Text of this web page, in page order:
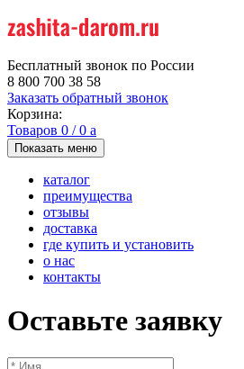
Бесплатный звонок по России
8 800 700 38 58
Заказать обратный звонок
Корзина:
Товаров 0 /0 a
Показать меню
каталог
преимущества
отзывы
доставка
где купить и установить
о нас
контакты
Оставьте заявку